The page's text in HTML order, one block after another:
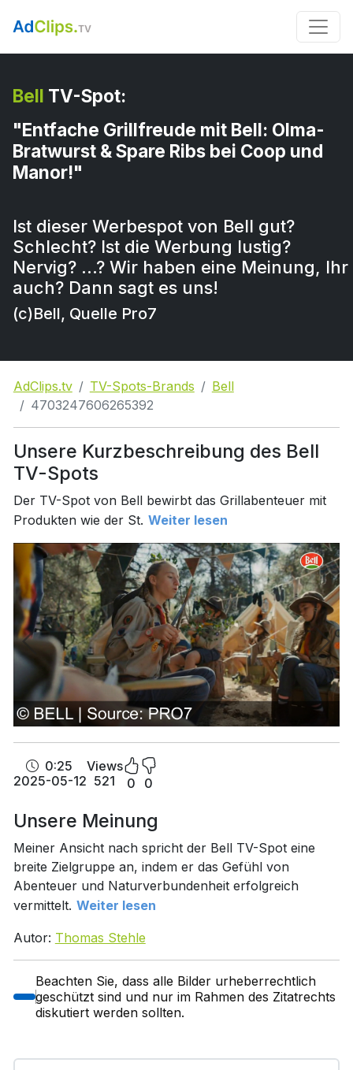
Bell TV-Spot:
"Entfache Grillfreude mit Bell: Olma-
Bratwurst & Spare Ribs bei Coop und
Manor!"
Ist dieser Werbespot von Bell gut?
Schlecht? Ist die Werbung lustig?
Nervig? …? Wir haben eine Meinung, Ihr
auch? Dann sagt es uns!
(c)Bell, Quelle Pro7
AdClips.tv TV-Spots-Brands
Bell
4703247606265392
Unsere Kurzbeschreibung des Bell
TV-Spots
Der TV-Spot von Bell bewirbt das Grillabenteuer mit
Produkten wie der St. Weiter lesen
0:25
2025-05-12
Views
521
0 0
Unsere Meinung
Meiner Ansicht nach spricht der Bell TV-Spot eine
breite Zielgruppe an, indem er das Gefühl von
Abenteuer und Naturverbundenheit erfolgreich
vermittelt. Weiter lesen
Autor: Thomas Stehle
Beachten Sie, dass alle Bilder urheberrechtlich
geschützt sind und nur im Rahmen des Zitatrechts
diskutiert werden sollten.